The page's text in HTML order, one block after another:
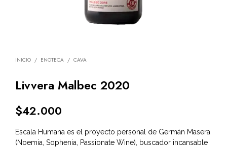
INICIO / ENOTECA / CAVA
Livvera Malbec 2020
$42.000
Escala Humana es el proyecto personal de Germán Masera
(Noemia, Sophenia, Passionate Wine), buscador incansable